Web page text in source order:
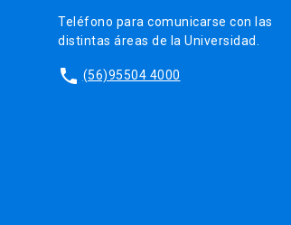
Teléfono para comunicarse con las
distintas áreas de la Universidad.
phone (56)95504 4000